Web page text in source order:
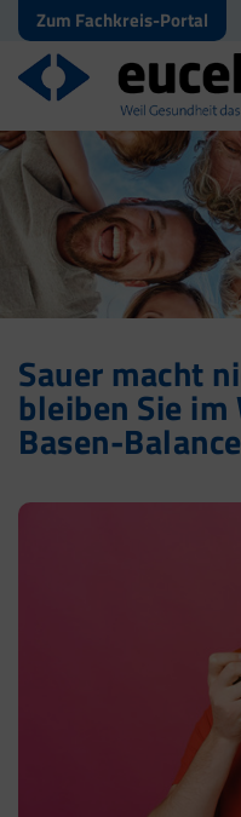
Zum Fachkreis-Portal
Sauer macht
bleiben Sie
Basen-